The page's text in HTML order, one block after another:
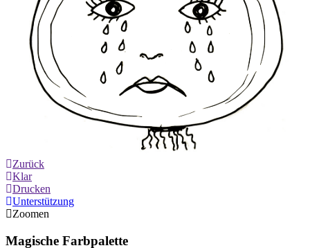
Zurück
Klar
Drucken
Unterstützung
Zoomen
Magische Farbpalette